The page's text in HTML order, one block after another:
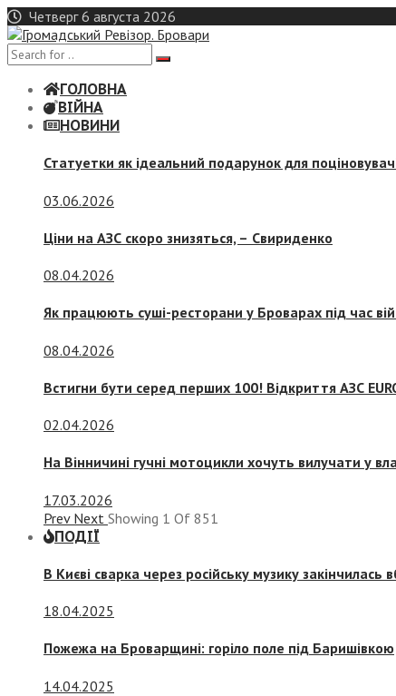
Skip
to
content
Четверг 6 августа 2026
ГОЛОВНА
ВІЙНА
НОВИНИ
Статуетки як ідеальний подарунок для
03.06.2026
Ціни на АЗС скоро знизяться, – Свириденко
08.04.2026
Як працюють суші-ресторани у Броварах під час
08.04.2026
Встигни бути серед перших 100! Відкриття АЗС
02.04.2026
На Вінничині гучні мотоцикли хочуть вилучати у
17.03.2026
Prev Next Showing 1 Of 851
ПОДІЇ
В Києві сварка через російську музику закінчилась
18.04.2025
Пожежа на Броварщині: горіло поле під Баришівкою
14.04.2025